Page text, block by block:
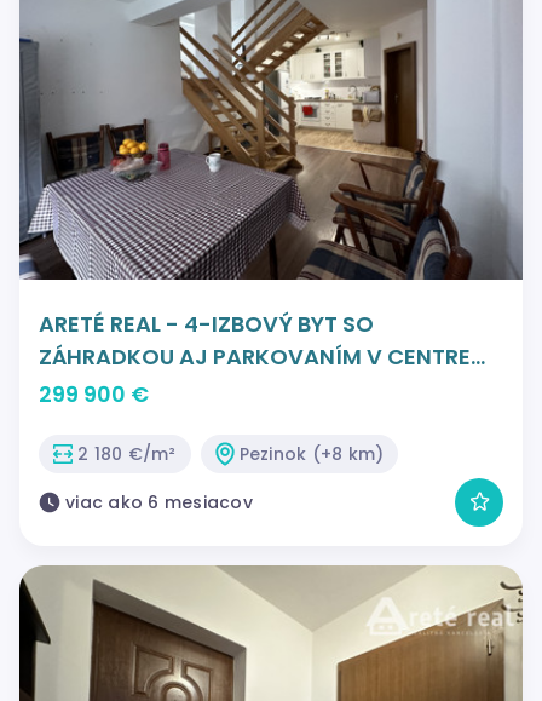
ARETÉ REAL - 4-IZBOVÝ BYT SO
ZÁHRADKOU AJ PARKOVANÍM V CENTRE
MESTA, PEZINOK, HOLUBYHO
299 900 €
2 180 €/m²
Pezinok (+8 km)
viac ako 6 mesiacov